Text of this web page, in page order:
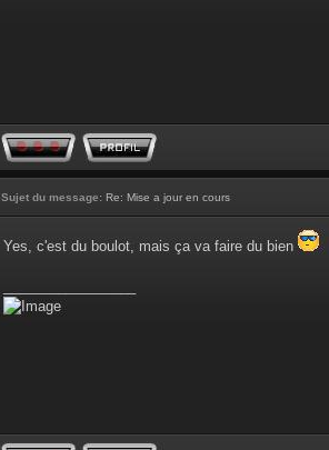
Sujet du message: Re: Mise a jour en cours
Yes, c'est du boulot, mais ça va faire du bien